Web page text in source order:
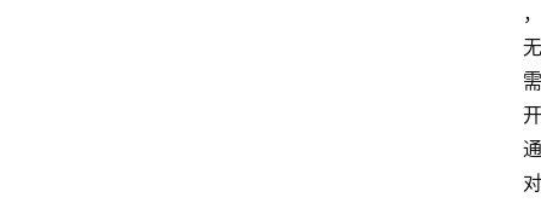
，
无
需
开
通
对